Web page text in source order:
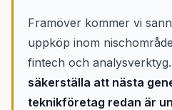
Framöver kommer vi
uppköp inom
fintech och analysverktyg.
säkerställa att nästa
teknikföretag redan är